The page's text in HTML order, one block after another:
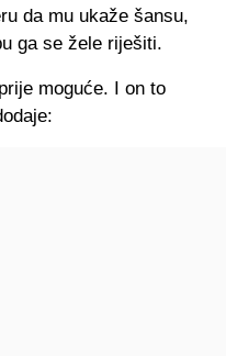
da mu ukaže šansu,
ga se žele riješiti.
moguće. I on to